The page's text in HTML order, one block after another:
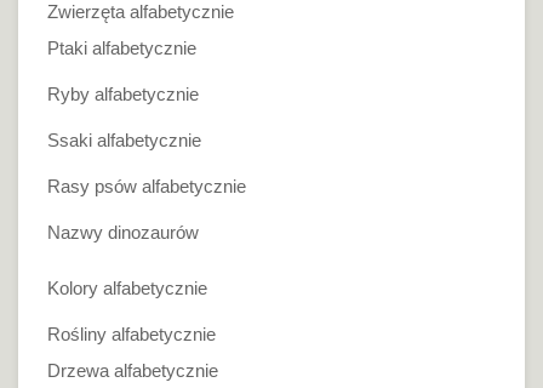
Zwierzęta alfabetycznie
Ptaki alfabetycznie
Ryby alfabetycznie
Ssaki alfabetycznie
Rasy psów alfabetycznie
Nazwy dinozaurów
Kolory alfabetycznie
Rośliny alfabetycznie
Drzewa alfabetycznie